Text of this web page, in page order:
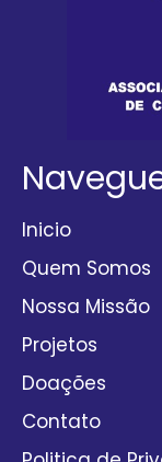
Inicio
Quem Somos
Nossa Missão
Projetos
Doações
Contato